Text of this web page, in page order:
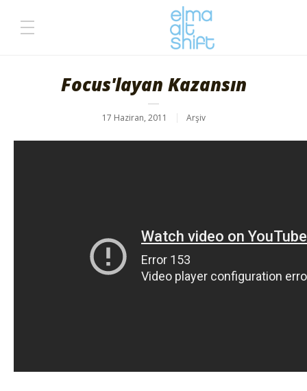
Focus'layan Kazansın
17 Haziran, 2011 Arşiv